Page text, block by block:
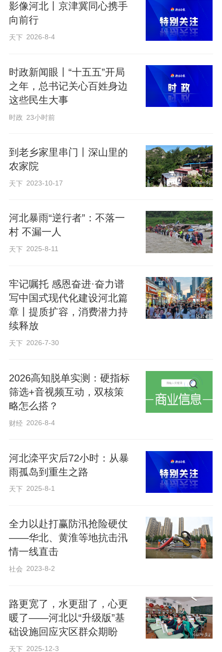
六道沟村受灾前后对比图
车子刚开进村，我们几乎不敢相信自己的
在以最直观的方式呈现在面前：路面变得
平坦而宽敞，部分修缮一新的房屋静静立
在山脚下，曾经被山洪撕裂的沟渠已然加
立——这一切，和我们记忆中那个满目疮
痍的村庄，形成了鲜明的对比。洪水退去
之后按下“加速键”的重建工作，在这里绘出
一曲“暖冬”的故事正在这座小山村书写
10天抢通的“连心桥”，正是重建承诺的缩
影
事，这仿佛是全省重建工作的一个微观样
本。7月的那场暴雨，无情地冲毁了村里三
座便民桥。村党支部书记商桂福告诉我
们，正是在灾后重建的大背景下，他们通
昼夜，就建起了三座新桥。
影像河北丨京津冀同心携手
向前行
天下 2026-8-4
时政新闻眼丨“十五五”开局
之年，总书记关心百姓身边
这些民生大事
时政 23小时前
到老乡家里串门丨深山里的
农家院
天下 2023-10-17
河北暴雨“逆行者”：不落一
村 不漏一人
天下 2025-8-11
牢记嘱托 感恩奋进·奋力谱
写中国式现代化建设河北篇
章丨提质扩容，消费潜力持
续释放
天下 2026-7-30
2026高知脱单实测：硬指标
筛选+音视频互动，双核策
略怎么搭？
财经 2026-8-4
河北滦平灾后72小时：从暴
雨孤岛到重生之路
天下 2025-8-1
全力以赴打赢防汛抢险硬仗
——华北、黄淮等地抗击汛
情一线直击
社会 2023-8-2
路更宽了，水更甜了，心更
暖了——河北以“升级版”基
础设施回应灾区群众期盼
天下 2025-12-3